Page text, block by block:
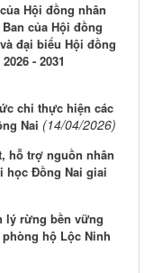
Hội đồng nhân
của Hội đồng
đại biểu Hội đồng
- 2031
chi thực hiện các
Nai (14/04/2026)
hỗ trợ nguồn nhân
học Đồng Nai giai
lý rừng bền vững
hộ Lộc Ninh